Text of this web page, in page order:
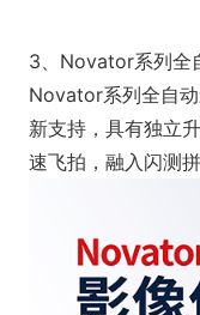
3、Novator系列全
Novator系列全自
新支持，具有独立
速飞拍，融入闪测